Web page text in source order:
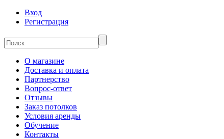
Вход
Регистрация
О магазине
Доставка и оплата
Партнерство
Вопрос-ответ
Отзывы
Заказ потолков
Условия аренды
Обучение
Контакты